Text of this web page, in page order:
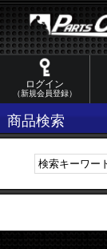
ログイン
（新規会員登録）
商品検索